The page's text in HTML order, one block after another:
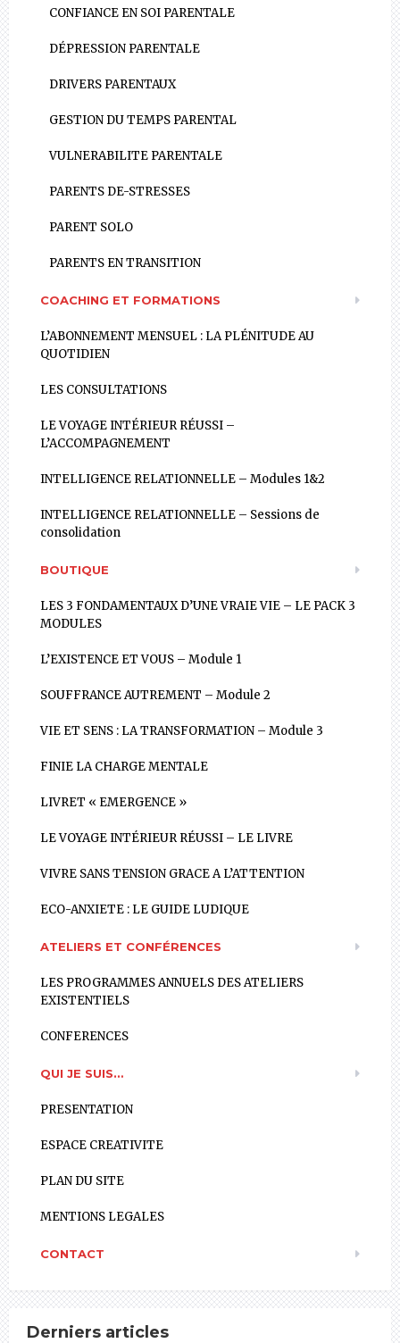
CONFIANCE EN SOI PARENTALE
DÉPRESSION PARENTALE
DRIVERS PARENTAUX
GESTION DU TEMPS PARENTAL
VULNERABILITE PARENTALE
PARENTS DE-STRESSES
PARENT SOLO
PARENTS EN TRANSITION
COACHING ET FORMATIONS
L’ABONNEMENT MENSUEL : LA PLÉNITUDE AU
QUOTIDIEN
LES CONSULTATIONS
LE VOYAGE INTÉRIEUR RÉUSSI –
L’ACCOMPAGNEMENT
INTELLIGENCE RELATIONNELLE – Modules 1&2
INTELLIGENCE RELATIONNELLE – Sessions de
consolidation
BOUTIQUE
LES 3 FONDAMENTAUX D’UNE VRAIE VIE – LE PACK 3
MODULES
L’EXISTENCE ET VOUS – Module 1
SOUFFRANCE AUTREMENT – Module 2
VIE ET SENS : LA TRANSFORMATION – Module 3
FINIE LA CHARGE MENTALE
LIVRET « EMERGENCE »
LE VOYAGE INTÉRIEUR RÉUSSI – LE LIVRE
VIVRE SANS TENSION GRACE A L’ATTENTION
ECO-ANXIETE : LE GUIDE LUDIQUE
ATELIERS ET CONFÉRENCES
LES PROGRAMMES ANNUELS DES ATELIERS
EXISTENTIELS
CONFERENCES
QUI JE SUIS…
PRESENTATION
ESPACE CREATIVITE
PLAN DU SITE
MENTIONS LEGALES
CONTACT
Derniers articles